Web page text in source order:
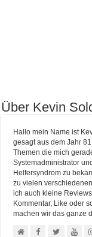
Über Kevin
Hallo mein Name ist
gesagt aus dem Jahr
Themen die mich
Systemadministrator
Helfersyndrom zu
zu vielen
ich auch kleine
Kommentar, Like oder
machen wir das ganze